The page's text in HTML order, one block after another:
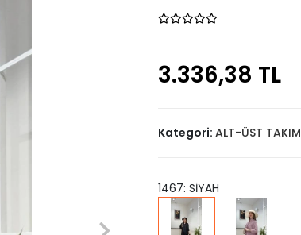
3.336,38 TL
Kategori: ALT-ÜST TAKIM
1467: SİYAH